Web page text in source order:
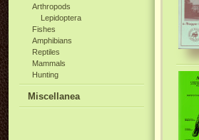
Arthropods
Lepidoptera
Fishes
Amphibians
Reptiles
Mammals
Hunting
Miscellanea